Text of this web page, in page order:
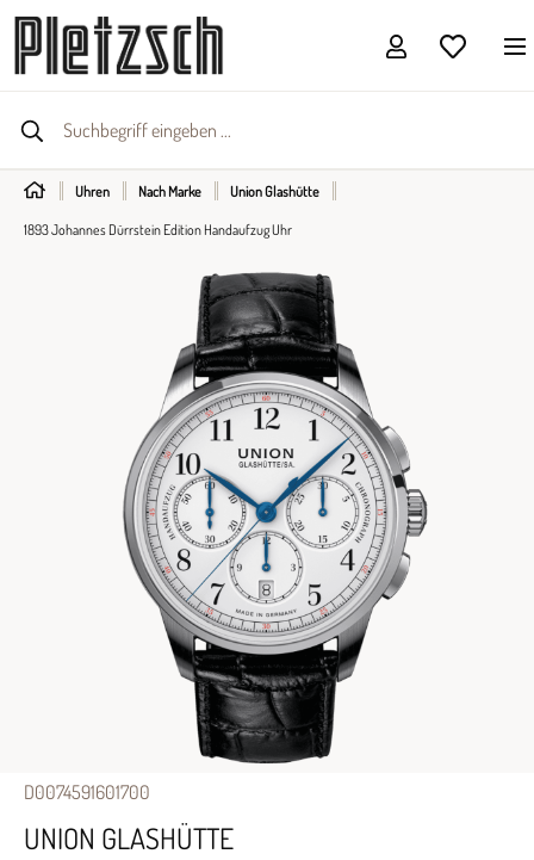
Uhren Nach Marke Union Glashütte
1893 Johannes Dürrstein Edition Handaufzug Uhr
D0074591601700
UNION GLASHÜTTE